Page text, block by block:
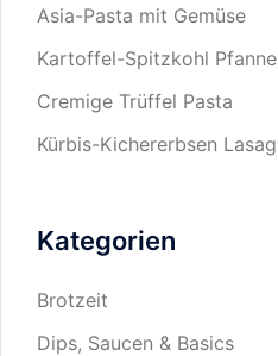
Asia-Pasta mit Gemüse
Kartoffel-Spitzkohl
Cremige Trüffel Pasta
Kürbis-Kichererbsen
Kategorien
Brotzeit
Dips, Saucen & Basics